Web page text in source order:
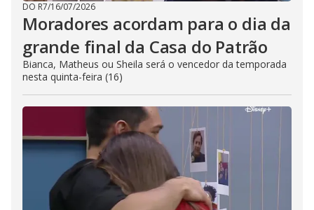
DO R7/16/07/2026
Moradores acordam para o dia da
grande final da Casa do Patrão
Bianca, Matheus ou Sheila será o vencedor da temporada
nesta quinta-feira (16)